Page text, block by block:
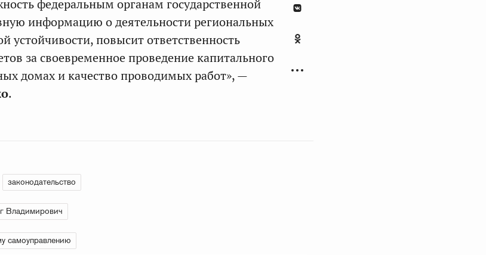
федеральным органам государственной
информацию о деятельности региональных
устойчивости, повысит ответственность
за своевременное проведение капитального
домах и качество проводимых работ», —
.
законодательство
Владимирович
самоуправлению